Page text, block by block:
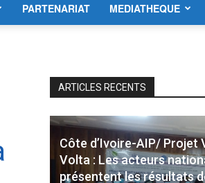
PARTENARIAT MEDIATHEQUE
ARTICLES RECENTS
Côte d’Ivoire-AIP/ Projet
Volta : Les acteurs
présentent les résultats